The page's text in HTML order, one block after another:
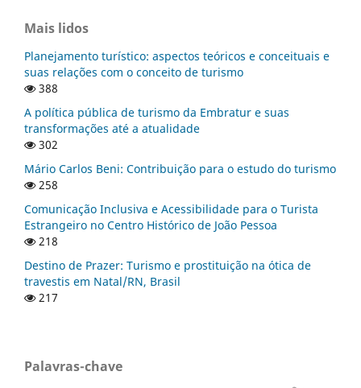
Mais lidos
Planejamento turístico: aspectos teóricos e conceituais e
suas relações com o conceito de turismo
388
A política pública de turismo da Embratur e suas
transformações até a atualidade
302
Mário Carlos Beni: Contribuição para o estudo do turismo
258
Comunicação Inclusiva e Acessibilidade para o Turista
Estrangeiro no Centro Histórico de João Pessoa
218
Destino de Prazer: Turismo e prostituição na ótica de
travestis em Natal/RN, Brasil
217
Palavras-chave